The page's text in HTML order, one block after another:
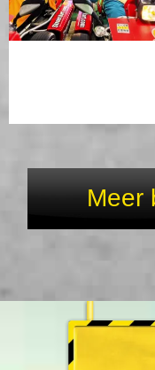
Meer